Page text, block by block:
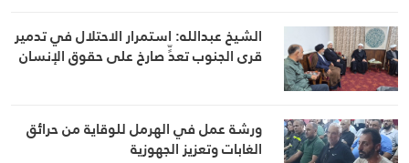
الشيخ عبدالله: استمرار الاحتلال في تدمير
قرى الجنوب تعدٍّ صارخ على حقوق الإنسان
ورشة عمل في الهرمل للوقاية من حرائق
الغابات وتعزيز الجهوزية